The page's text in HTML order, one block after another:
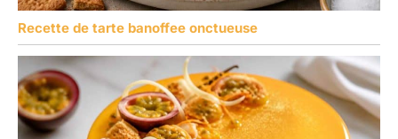
Recette de tarte banoffee onctueuse